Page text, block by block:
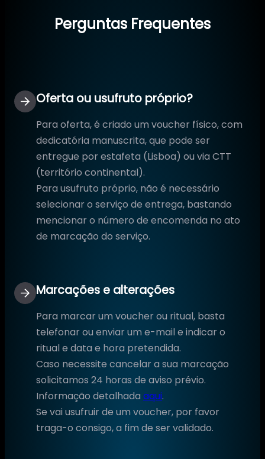
Perguntas Frequentes
Oferta ou usufruto próprio?
Para oferta, é criado um voucher físico, com
dedicatória manuscrita, que pode ser
entregue por estafeta (Lisboa) ou via CTT
(território continental).
Para usufruto próprio, não é necessário
selecionar o serviço de entrega, bastando
mencionar o número de encomenda no ato
de marcação do serviço.
Marcações e alterações
Para marcar um voucher ou ritual, basta
telefonar ou enviar um e-mail e indicar o
ritual e data e hora pretendida.
Caso necessite cancelar a sua marcação
solicitamos 24 horas de aviso prévio.
Informação detalhada aqui.
Se vai usufruir de um voucher, por favor
traga-o consigo, a fim de ser validado.